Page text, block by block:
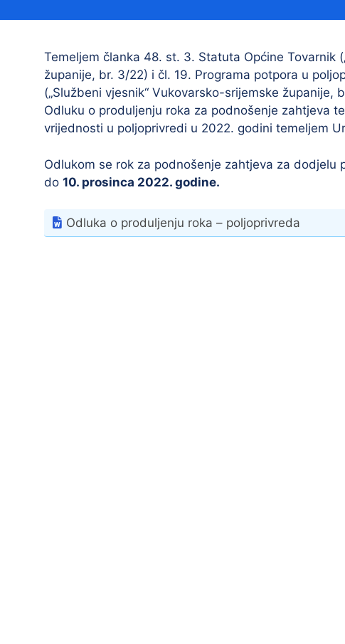
Prostorni plan uređenja Općine Tovarnik
I. izmjene i dopune prostornog plana
II. izmjene i dopune prostornog plana
Temeljem članka 48. st. 3. Statuta Općine Tovarnik
županije, br. 3/22) i čl. 19. Programa potpora u
(„Službeni vjesnik“ Vukovarsko-srijemske županije,
Odluku o produljenju roka za podnošenje zahtjeva
vrijednosti u poljoprivredi u 2022. godini temeljem
Odlukom se rok za podnošenje zahtjeva za
do 10. prosinca 2022. godine.
Odluka o produljenju roka – poljoprivreda